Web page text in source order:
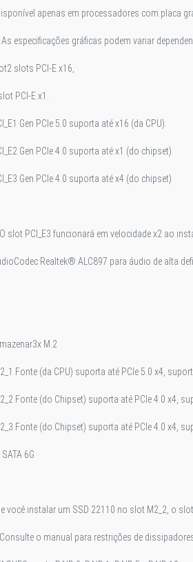
apenas em processadores com placa
especificações gráficas podem variar
2 slots PCI-E x16,
PCI-E x1.
Gen PCIe 5.0 suporta até x16 (da CPU).
Gen PCIe 4.0 suporta até x1 (do chipset).
Gen PCIe 4.0 suporta até x4 (do chipset)
slot PCI_E3 funcionará em velocidade x2 ao
Codec Realtek® ALC897 para áudio de alta
3x M.2
Fonte (da CPU) suporta até PCIe 5.0 x4,
Fonte (do Chipset) suporta até PCIe 4.0 x4,
Fonte (do Chipset) suporta até PCIe 4.0 x4,
6G
você instalar um SSD 22110 no slot M2_2, o
o manual para restrições de